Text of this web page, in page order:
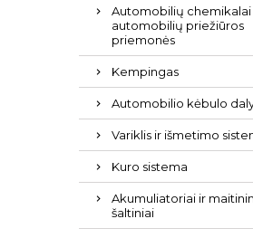
Automobilių chemikalai
automobilių priežiūros
priemonės
Kempingas
Automobilio kėbulo
Variklis ir išmetimo
Kuro sistema
Akumuliatoriai ir
šaltiniai